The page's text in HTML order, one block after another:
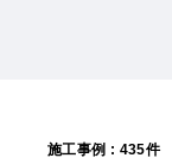
施工事例 : 435件